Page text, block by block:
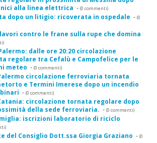
alla linea elettrica - (0 commenti)
dopo un litigio: ricoverata in ospedale - (0
contro le frane sulla rupe che domina
dalle ore 20:20 circolazione
regolare tra Cefalù e Campofelice per le
meteo - (0 commenti)
circolazione ferroviaria tornata
e Termini Imerese dopo un incendio
- (0 commenti)
circolazione tornata regolare dopo
della sede ferroviaria. - (0 commenti)
iscrizioni laboratorio di riciclo
del Consiglio Dott.ssa Giorgia Graziano - (0